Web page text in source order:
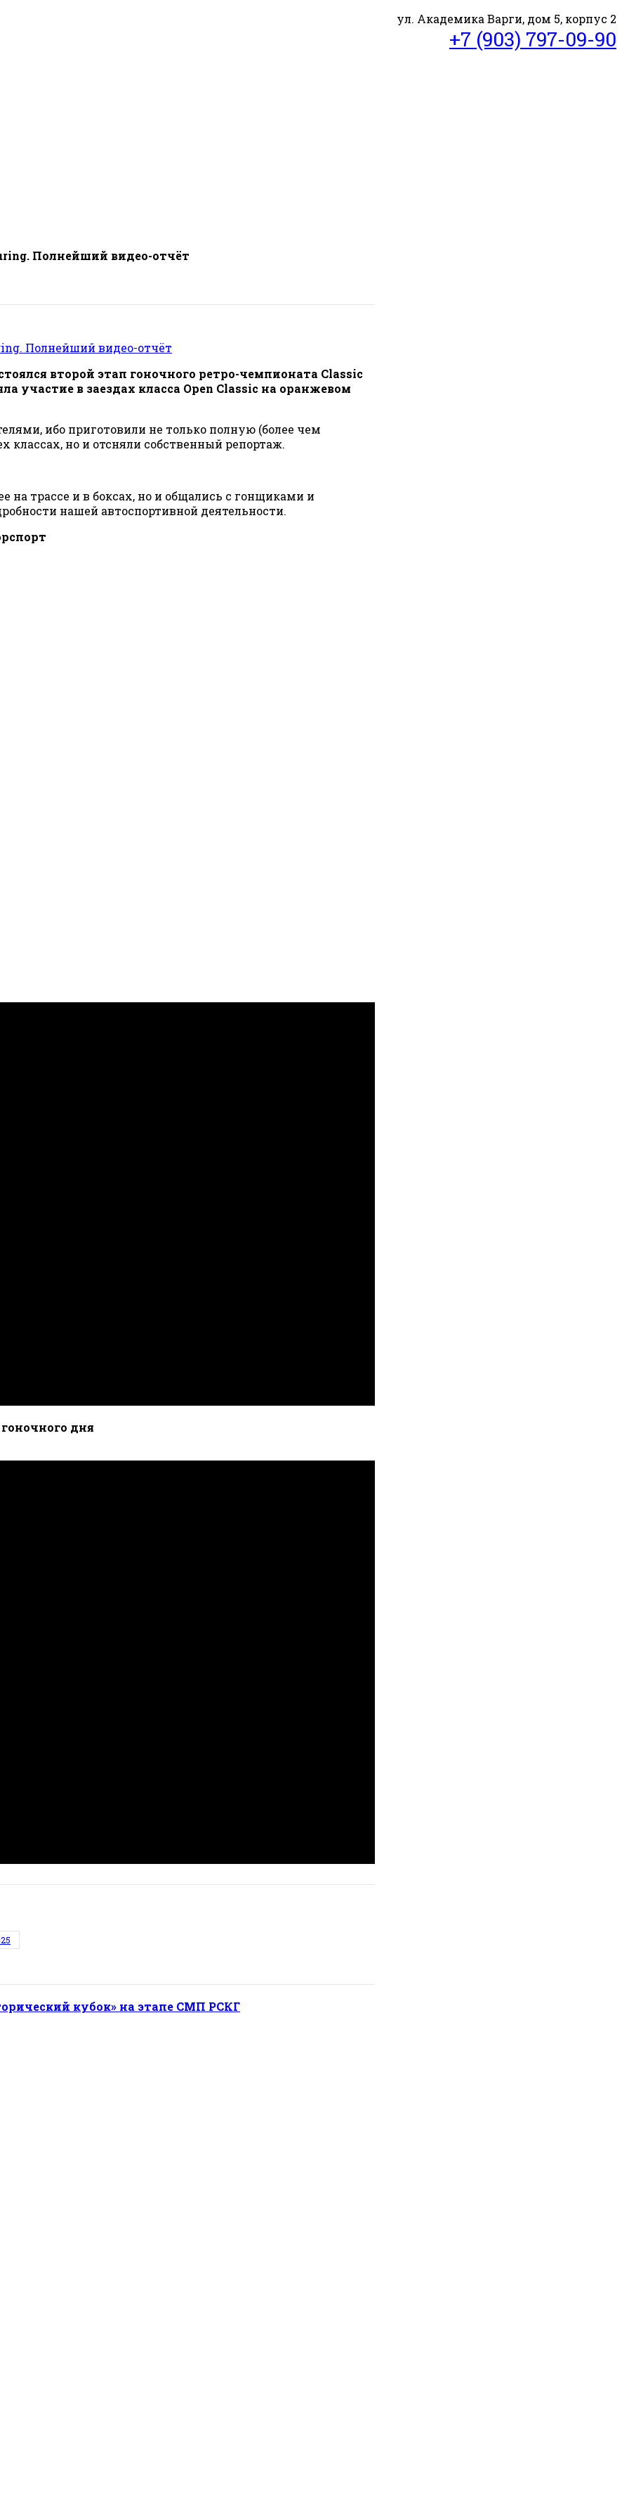
ул. Академика Варги, дом 5, корпус 2
+7 (903) 797-09-90
Полнейший видео-отчёт
второй этап гоночного ретро-чемпионата Classic
участие в заездах класса Open Classic на оранжевом
ибо приготовили не только полную (более чем
классах, но и отсняли собственный репортаж.
трассе и в боксах, но и общались с гонщиками и
нашей автоспортивной деятельности.
дня
кубок» на этапе СМП РСКГ